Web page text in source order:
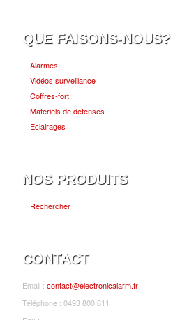
QUE FAISONS-NOUS?
Alarmes
Vidéos surveillance
Coffres-fort
Matériels de défenses
Eclairages
NOS PRODUITS
Rechercher
CONTACT
Email :contact@electronicalarm.fr
Téléphone : 0493 800 611